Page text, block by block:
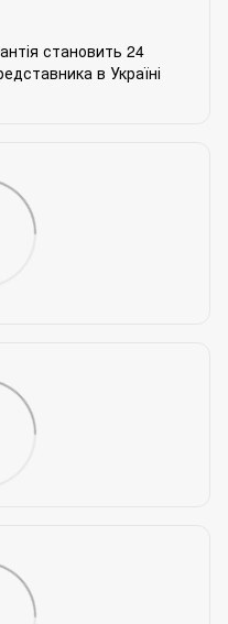
становить 24
в Україні